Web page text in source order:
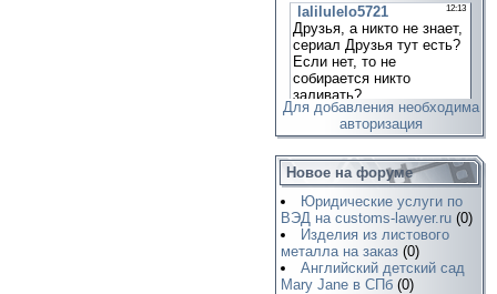
Для добавления необходима
авторизация
Новое на форуме
Юридические услуги по
ВЭД на customs-lawyer.ru (0)
Изделия из листового
металла на заказ (0)
Английский детский сад
Mary Jane в СПб (0)